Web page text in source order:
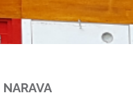
NARAVA